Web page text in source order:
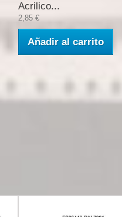
Acrilico...
2,85 €
Añadir al carrito